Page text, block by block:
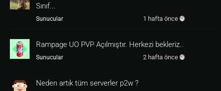
On=*i ban thee*
´r_house_private´))
return 0
Kullanilir...
return 1
Sınıf...
Sunucular 1 hafta önce
Rampage UO PVP Açılmıştır. Herkezi bekleriz..
Sunucular 2 hafta önce
Neden artık tüm serverler p2w ?